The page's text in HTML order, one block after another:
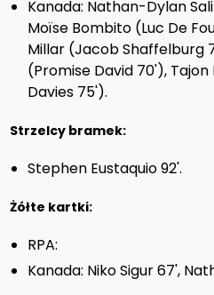
Kanada: Nathan-Dylan
Moïse Bombito (Luc De
Millar (Jacob Shaffelburg
(Promise David 70'),
Davies 75').
Strzelcy bramek:
Stephen Eustaquio 92'.
Żółte kartki:
RPA:
Kanada: Niko Sigur 67',